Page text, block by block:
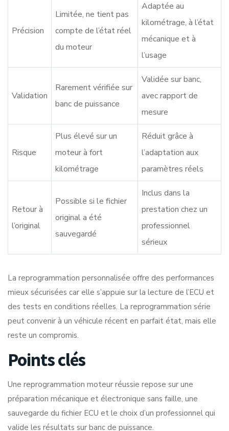
Précision
Limitée, ne tient pas
compte de l’état réel
du moteur
Adaptée au
kilométrage, à l’état
mécanique et à
l’usage
Validation
Rarement vérifiée sur
banc de puissance
Validée sur banc,
avec rapport de
mesure
Risque
Plus élevé sur un
moteur à fort
kilométrage
Réduit grâce à
l’adaptation aux
paramètres réels
Retour à
l’original
Possible si le fichier
original a été
sauvegardé
Inclus dans la
prestation chez un
professionnel
sérieux
La reprogrammation personnalisée offre des performances
mieux sécurisées car elle s’appuie sur la lecture de l’ECU et
des tests en conditions réelles. La reprogrammation série
peut convenir à un véhicule récent en parfait état, mais elle
reste un compromis.
Points clés
Une reprogrammation moteur réussie repose sur une
préparation mécanique et électronique sans faille, une
sauvegarde du fichier ECU et le choix d’un professionnel qui
valide les résultats sur banc de puissance.